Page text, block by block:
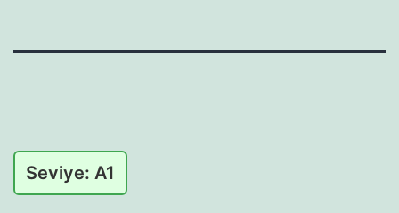
Seviye: A1